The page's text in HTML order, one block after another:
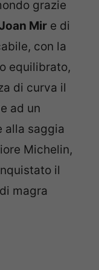
grazie
Mir e di
con la
equilibrato,
di curva il
ad un
alla saggia
Michelin,
il
magra